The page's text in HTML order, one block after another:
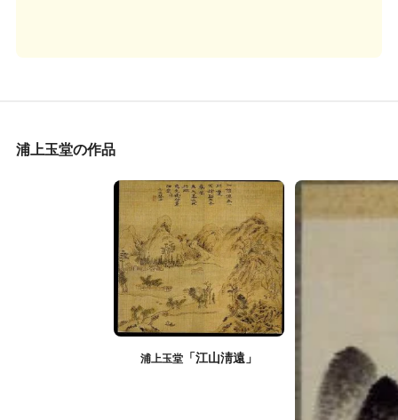
浦上玉堂の作品
浦上玉堂 「江山淸遠」